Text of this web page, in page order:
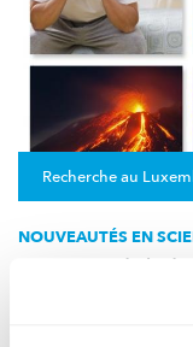
Recherche au
NOUVEAUTÉS EN
L’essentiel de